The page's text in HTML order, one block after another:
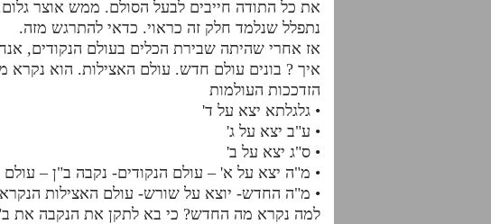
את כל התודה חייבים לבעל הסולם. ממש אוצר
נתפלל שנלמד חלק זה כראוי. כדאי להתרגש מזה.
אז אחרי שהיתה שבירת הכלים בעולם הנקודים,
איך ? בונים עולם חדש. עולם האצילות. הוא
הזדככות העולמות
• גלגלתא יצא על ד'
• ע"ב יצא על ג'
• ס"ג יצא על ב'
• מ"ה יצא על א' – עולם הנקודים- נקבה ב"ן – עולם
• מ"ה החדש- יוצא על שורש- עולם האצילות הנקרא
למה נקרא מה החדש? כי בא לתקן את הנקבה את